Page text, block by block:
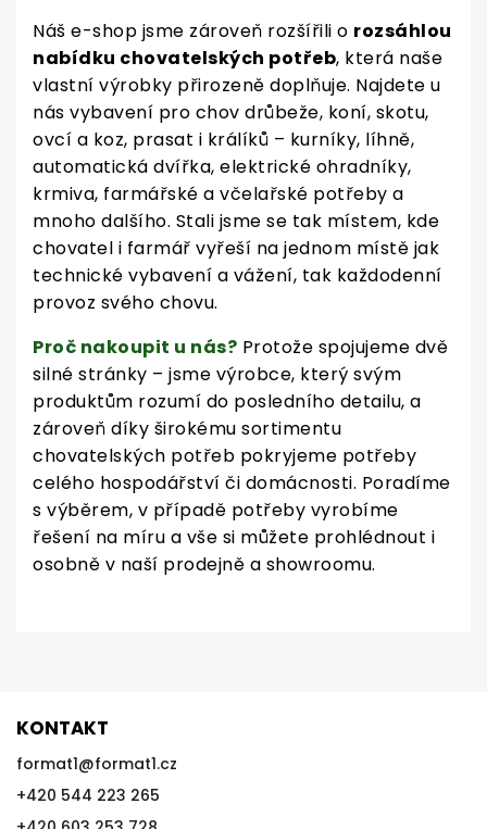
Náš e-shop jsme zároveň rozšířili o rozsáhlou
nabídku chovatelských potřeb, která naše
vlastní výrobky přirozeně doplňuje. Najdete u
nás vybavení pro chov drůbeže, koní, skotu,
ovcí a koz, prasat i králíků – kurníky, líhně,
automatická dvířka, elektrické ohradníky,
krmiva, farmářské a včelařské potřeby a
mnoho dalšího. Stali jsme se tak místem, kde
chovatel i farmář vyřeší na jednom místě jak
technické vybavení a vážení, tak každodenní
provoz svého chovu.
Proč nakoupit u nás? Protože spojujeme dvě
silné stránky – jsme výrobce, který svým
produktům rozumí do posledního detailu, a
zároveň díky širokému sortimentu
chovatelských potřeb pokryjeme potřeby
celého hospodářství či domácnosti. Poradíme
s výběrem, v případě potřeby vyrobíme
řešení na míru a vše si můžete prohlédnout i
osobně v naší prodejně a showroomu.
KONTAKT
format1@format1.cz
+420 544 223 265